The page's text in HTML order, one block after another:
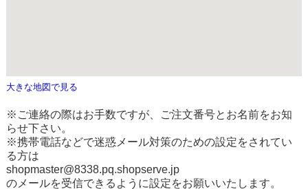
大きな地図で見る
※ご連絡の際はお手数ですが、ご注文番号とお名前をお知
らせ下さい。
※携帯電話などで迷惑メール対策のための設定をされてい
る方は
shopmaster@8338.pq.shopserve.jp
のメールを受信できるように設定をお願いいたします。